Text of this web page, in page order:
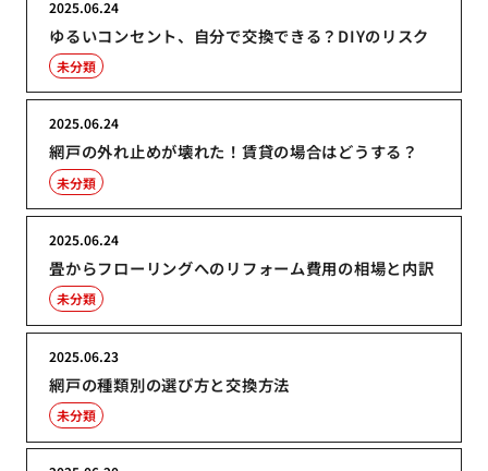
ゆるいコンセント、自分で交換できる？DIYのリスク
2025.06.24
未分類
網戸の外れ止めが壊れた！賃貸の場合はどうする？
2025.06.24
未分類
畳からフローリングへのリフォーム費用の相場と内訳
2025.06.24
未分類
網戸の種類別の選び方と交換方法
2025.06.23
未分類